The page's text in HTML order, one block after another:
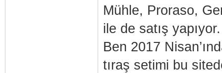
Mühle, Proraso,
ile de satış yapıyor.
Ben 2017
tıraş setimi bu